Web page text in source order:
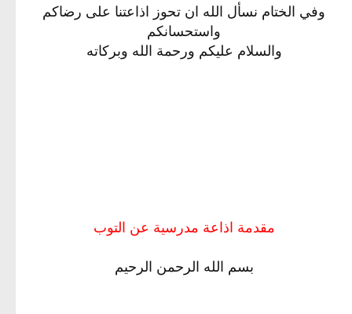
وفي الختام نسأل الله ان تحوز اذاعتنا على رضاكم
واستحسانكم
والسلام عليكم ورحمة الله وبركاته
مقدمة اذاعة مدرسية عن التوب
بسم الله الرحمن الرحيم